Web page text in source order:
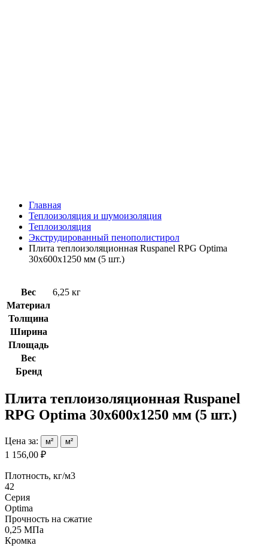
Главная
Теплоизоляция и шумоизоляция
Теплоизоляция
Экструдированный пенополистирол
Плита теплоизоляционная Ruspanel RPG Optima
30х600х1250 мм (5 шт.)
Вес
6,25 кг
Материал
Толщина
Ширина
Площадь
Вес
Бренд
Плита теплоизоляционная Ruspanel
RPG Optima 30х600х1250 мм (5 шт.)
Цена за: м² м²
1 156,00 ₽
Плотность, кг/м3
42
Серия
Optima
Прочность на сжатие
0,25 МПа
Кромка